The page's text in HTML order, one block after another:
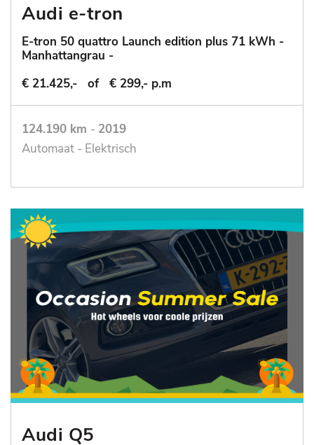
Audi e-tron
E-tron 50 quattro Launch edition plus 71 kWh -
Manhattangrau -
€ 21.425,-
of € 299,- p.m
124.190 km - 2019
Automaat - Elektrisch
Audi Q5